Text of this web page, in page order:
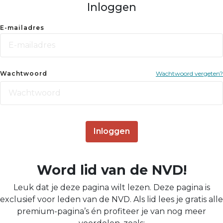
Inloggen
E-mailadres
Wachtwoord Wachtwoord vergeten?
Inloggen
Word lid van de NVD!
Leuk dat je deze pagina wilt lezen. Deze pagina is
exclusief voor leden van de NVD. Als lid lees je gratis alle
premium-pagina’s én profiteer je van nog meer